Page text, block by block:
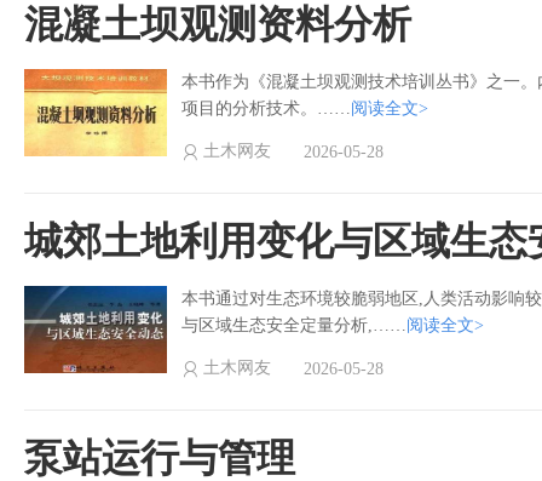
混凝土坝观测资料分析
本书作为《混凝土坝观测技术培训丛书》之一
项目的分析技术。……阅读全文>
土木网友 2026-05-28
城郊土地利用变化与区域生态
本书通过对生态环境较脆弱地区,人类活动影响
与区域生态安全定量分析,……阅读全文>
土木网友 2026-05-28
泵站运行与管理